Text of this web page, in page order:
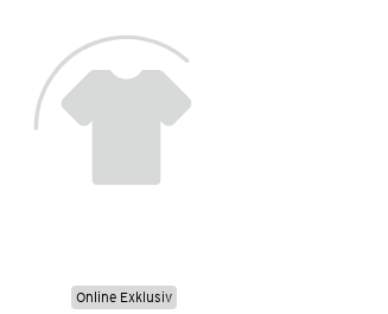
Online Exklusiv